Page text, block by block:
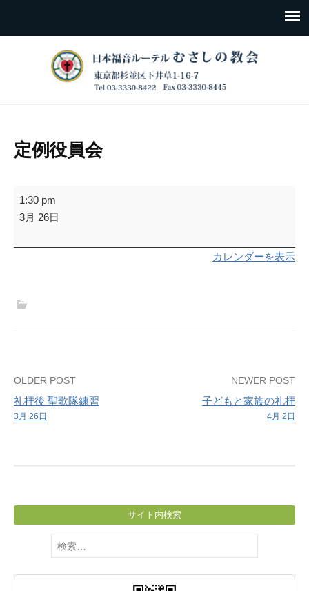
定例役員会
定
例
員
1:30 pm
3月 26日
カレンダーを表示
Post
navigation
OLDER POST
礼拝後 聖歌隊練習
3月 26日
NEWER POST
子どもと家族の礼拝
4月 2日
サイト内検索
検
索: